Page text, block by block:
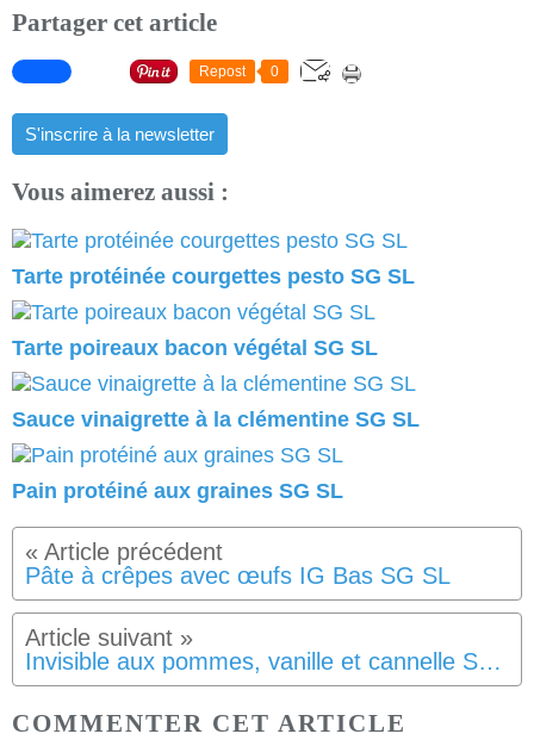
Partager cet article
Repost 0
S'inscrire à la newsletter
Vous aimerez aussi :
Tarte protéinée courgettes pesto SG SL
Tarte poireaux bacon végétal SG SL
Sauce vinaigrette à la clémentine SG SL
Pain protéiné aux graines SG SL
Pâte à crêpes avec œufs IG Bas SG SL
Invisible aux pommes, vanille et cannelle SG SL
COMMENTER CET ARTICLE